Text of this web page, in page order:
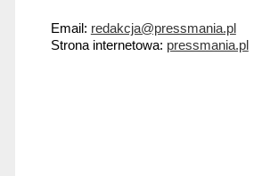
Email: redakcja@pressmania.pl
Strona internetowa: pressmania.pl